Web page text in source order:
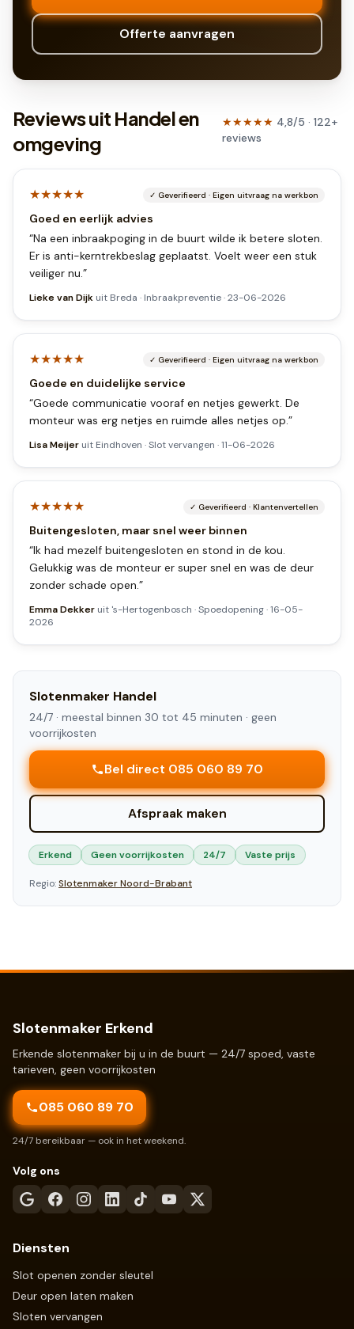
Offerte aanvragen
Reviews uit Handel en
omgeving
★★★★★ 4,8/5 · 122+
reviews
★★★★★ ✓ Geverifieerd · Eigen uitvraag na werkbon
Goed en eerlijk advies
“Na een inbraakpoging in de buurt wilde ik betere sloten.
Er is anti-kerntrekbeslag geplaatst. Voelt weer een stuk
veiliger nu.”
Lieke van Dijk uit Breda · Inbraakpreventie·23-06-2026
★★★★★ ✓ Geverifieerd · Eigen uitvraag na werkbon
Goede en duidelijke service
“Goede communicatie vooraf en netjes gewerkt. De
monteur was erg netjes en ruimde alles netjes op.”
Lisa Meijer uit Eindhoven ·Slot vervangen ·11-06-2026
★★★★★ ✓ Geverifieerd · Klantenvertellen
Buitengesloten, maar snel weer binnen
“Ik had mezelf buitengesloten en stond in de kou.
Gelukkig was de monteur er super snel en was de deur
zonder schade open.”
Emma Dekker uit 's-Hertogenbosch ·Spoedopening·16-05-
2026
Slotenmaker Handel
24/7 · meestal binnen 30 tot 45 minuten · geen
voorrijkosten
Bel direct 085 060 89 70
Afspraak maken
Erkend Geen voorrijkosten 24/7 Vaste prijs
Regio:SlotenmakerNoord-Brabant
Slotenmaker Erkend
Erkende slotenmaker bij u in de buurt — 24/7 spoed, vaste
tarieven, geen voorrijkosten
085 060 89 70
24/7 bereikbaar — ook in het weekend.
Volg ons
Diensten
Slot openen zonder sleutel
Deur open laten maken
Sloten vervangen